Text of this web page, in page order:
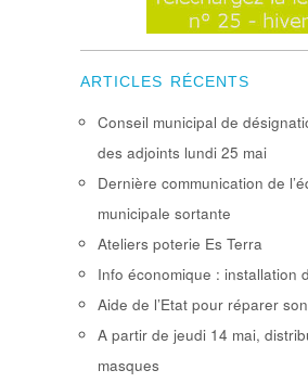
ARTICLES RÉCENTS
Conseil municipal de
des adjoints lundi 25 mai
Dernière communication de
municipale sortante
Ateliers poterie Es Terra
Info économique : installation
Aide de l’Etat pour réparer
A partir de jeudi 14 mai,
masques